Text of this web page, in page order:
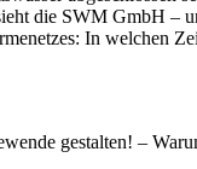
die SWM GmbH –
In welchen
gestalten! –